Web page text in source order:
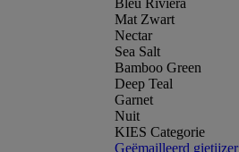
Bleu Riviera
Mat Zwart
Nectar
Sea Salt
Bamboo Green
Deep Teal
Garnet
Nuit
KIES Categorie
Geëmailleerd gietijzer